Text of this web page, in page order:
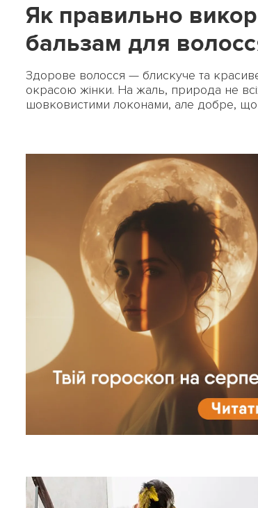
Як правильно
бальзам для
Здорове волосся — блискуче та
окрасою жінки. На жаль, природа не
шовковистими локонами, але добре, що
Жіночі парфуми з
пляжним вайбом